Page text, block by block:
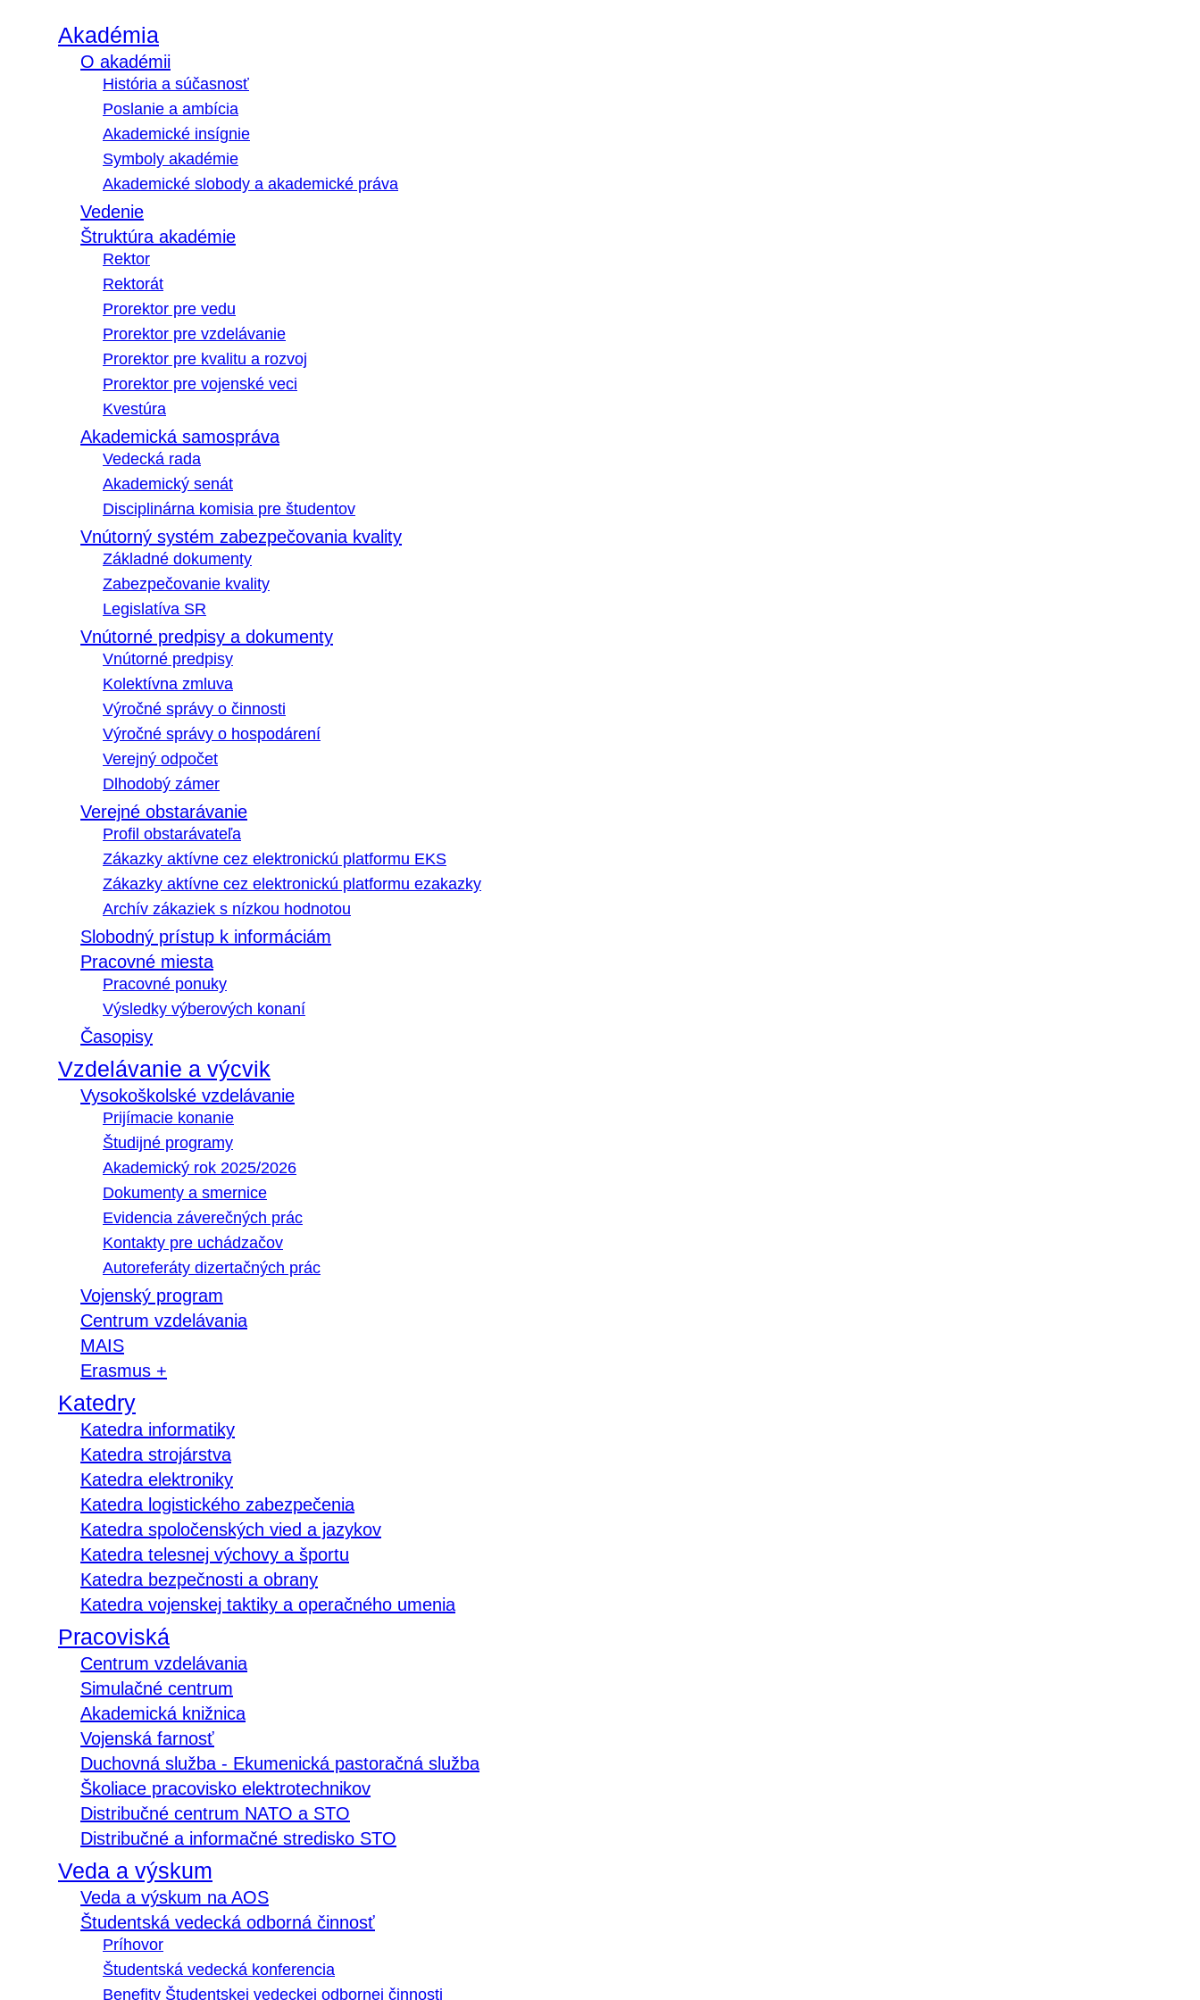
Akadémia
O akadémii
História a súčasnosť
Poslanie a ambícia
Akademické insígnie
Symboly akadémie
Akademické slobody a akademické práva
Vedenie
Štruktúra akadémie
Rektor
Rektorát
Prorektor pre vedu
Prorektor pre vzdelávanie
Prorektor pre kvalitu a rozvoj
Prorektor pre vojenské veci
Kvestúra
Akademická samospráva
Vedecká rada
Akademický senát
Disciplinárna komisia pre študentov
Vnútorný systém zabezpečovania kvality
Základné dokumenty
Zabezpečovanie kvality
Legislatíva SR
Vnútorné predpisy a dokumenty
Vnútorné predpisy
Kolektívna zmluva
Výročné správy o činnosti
Výročné správy o hospodárení
Verejný odpočet
Dlhodobý zámer
Verejné obstarávanie
Profil obstarávateľa
Zákazky aktívne cez elektronickú platformu EKS
Zákazky aktívne cez elektronickú platformu ezakazky
Archív zákaziek s nízkou hodnotou
Slobodný prístup k informáciám
Pracovné miesta
Pracovné ponuky
Výsledky výberových konaní
Časopisy
Vzdelávanie a výcvik
Vysokoškolské vzdelávanie
Prijímacie konanie
Študijné programy
Akademický rok 2025/2026
Dokumenty a smernice
Evidencia záverečných prác
Kontakty pre uchádzačov
Autoreferáty dizertačných prác
Vojenský program
Centrum vzdelávania
MAIS
Erasmus +
Katedry
Katedra informatiky
Katedra strojárstva
Katedra elektroniky
Katedra logistického zabezpečenia
Katedra spoločenských vied a jazykov
Katedra telesnej výchovy a športu
Katedra bezpečnosti a obrany
Katedra vojenskej taktiky a operačného umenia
Pracoviská
Centrum vzdelávania
Simulačné centrum
Akademická knižnica
Vojenská farnosť
Duchovná služba - Ekumenická pastoračná služba
Školiace pracovisko elektrotechnikov
Distribučné centrum NATO a STO
Distribučné a informačné stredisko STO
Veda a výskum
Veda a výskum na AOS
Študentská vedecká odborná činnosť
Príhovor
Študentská vedecká konferencia
Benefity Študentskej vedeckej odbornej činnosti